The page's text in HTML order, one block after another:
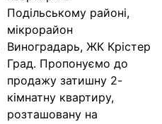
Подільському районі,
мікрорайон
Виноградарь, ЖК Крістер
Град. Пропонуємо до
продажу затишну 2-
кімнатну квартиру,
розташовану на